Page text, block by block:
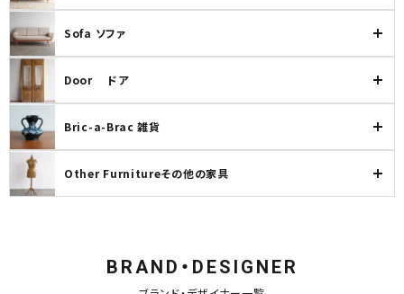
Sofa ソファ
Door ドア
Bric-a-Brac 雑貨
Other Furnitureその他の家具
BRAND・DESIGNER